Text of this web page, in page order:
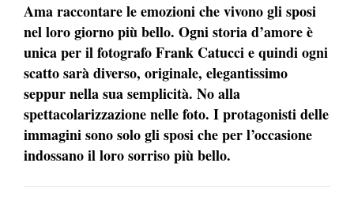
Ama raccontare le emozioni che vivono gli sposi
nel loro giorno più bello. Ogni storia d’amore è
unica per il fotografo Frank Catucci e quindi ogni
scatto sarà diverso, originale, elegantissimo
seppur nella sua semplicità. No alla
spettacolarizzazione nelle foto. I protagonisti delle
immagini sono solo gli sposi che per l’occasione
indossano il loro sorriso più bello.